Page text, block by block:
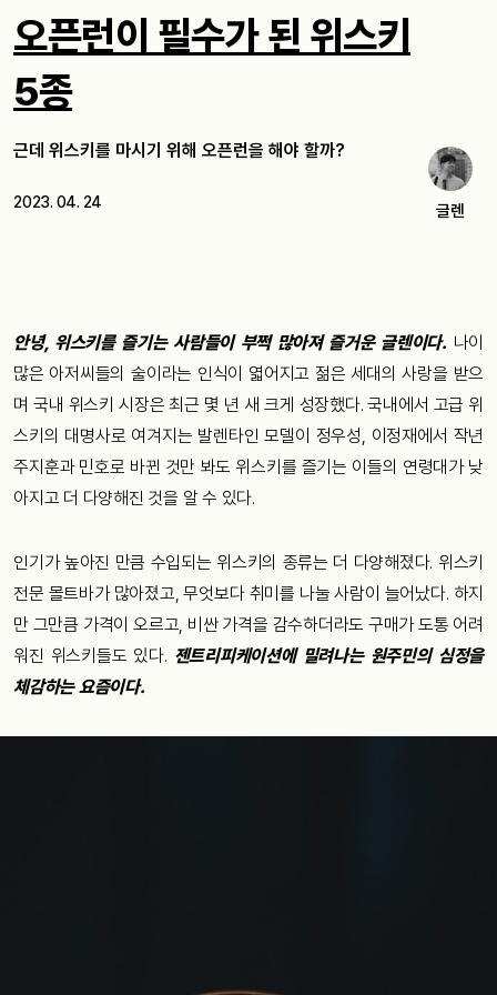
오픈런이 필수가 된 위스키
5종
근데 위스키를 마시기 위해 오픈런을 해야 할까?
2023. 04. 24 글렌
안녕, 위스키를 즐기는 사람들이 부쩍 많아져 즐거운 글렌이다. 나이
많은 아저씨들의 술이라는 인식이 엷어지고 젊은 세대의 사랑을 받으
며 국내 위스키 시장은 최근 몇 년 새 크게 성장했다. 국내에서 고급 위
스키의 대명사로 여겨지는 발렌타인 모델이 정우성, 이정재에서 작년
주지훈과 민호로 바뀐 것만 봐도 위스키를 즐기는 이들의 연령대가 낮
아지고 더 다양해진 것을 알 수 있다.
인기가 높아진 만큼 수입되는 위스키의 종류는 더 다양해졌다. 위스키
전문 몰트바가 많아졌고, 무엇보다 취미를 나눌 사람이 늘어났다. 하지
만 그만큼 가격이 오르고, 비싼 가격을 감수하더라도 구매가 도통 어려
워진 위스키들도 있다. 젠트리피케이션에 밀려나는 원주민의 심정을
체감하는 요즘이다.